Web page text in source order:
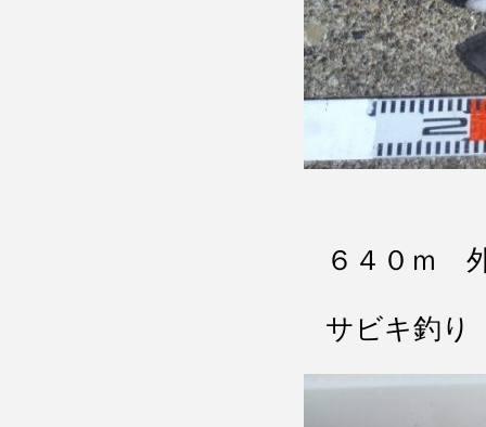
６４０ｍ
サビキ釣り